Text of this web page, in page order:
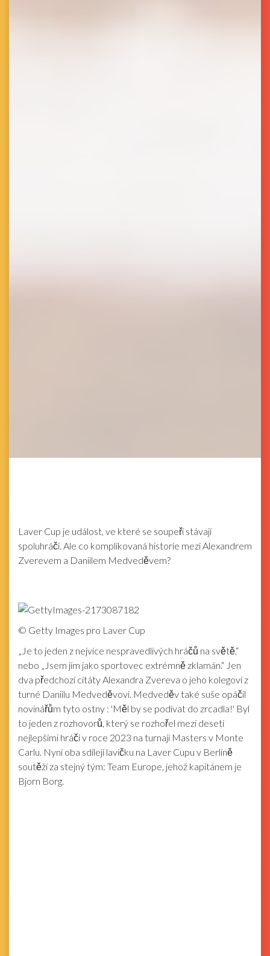
Laver Cup je událost, ve které se soupeři stávají
spoluhráči. Ale co komplikovaná historie mezi Alexandrem
Zverevem a Daniilem Medveděvem?
© Getty Images pro Laver Cup
„Je to jeden z nejvíce nespravedlivých hráčů na světě,“
nebo „Jsem jím jako sportovec extrémně zklamán.“ Jen
dva předchozí citáty Alexandra Zvereva o jeho kolegovi z
turné Daniilu Medveděvovi. Medveděv také suše opáčil
novinářům tyto ostny : 'Měl by se podívat do zrcadla!' Byl
to jeden z rozhovorů, který se rozhořel mezi deseti
nejlepšími hráči v roce 2023 na turnaji Masters v Monte
Carlu. Nyní oba sdílejí lavičku na Laver Cupu v Berlíně
soutěží za stejný tým: Team Europe, jehož kapitánem je
Bjorn Borg.